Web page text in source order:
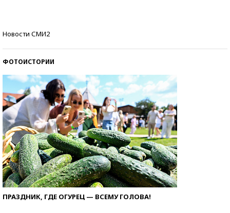
Новости СМИ2
ФОТОИСТОРИИ
ПРАЗДНИК, ГДЕ ОГУРЕЦ — ВСЕМУ ГОЛОВА!